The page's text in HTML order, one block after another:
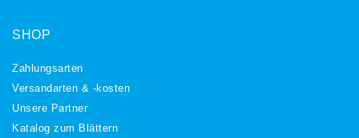
SHOP
Zahlungsarten
Versandarten & -kosten
Unsere Partner
Katalog zum Blättern